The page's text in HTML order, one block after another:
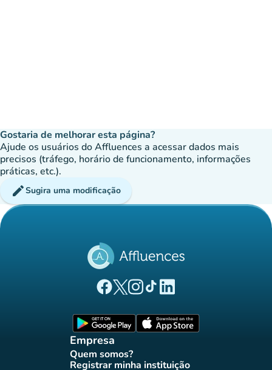
Gostaria de melhorar esta página?
Ajude os usuários do Affluences a acessar dados mais
precisos (tráfego, horário de funcionamento, informações
práticas, etc.).
editSugira uma modificação
(novo separador)
(novo separador)
(novo separador)
(novo separador)
(novo separador)
Empresa
Quem somos?(novo separador)
Registrar minha instituição